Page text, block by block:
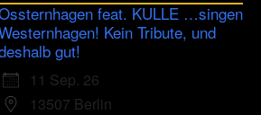
feat. KULLE …singen
Kein Tribute, und
gut!
11 Sep. 26
13507 Berlin